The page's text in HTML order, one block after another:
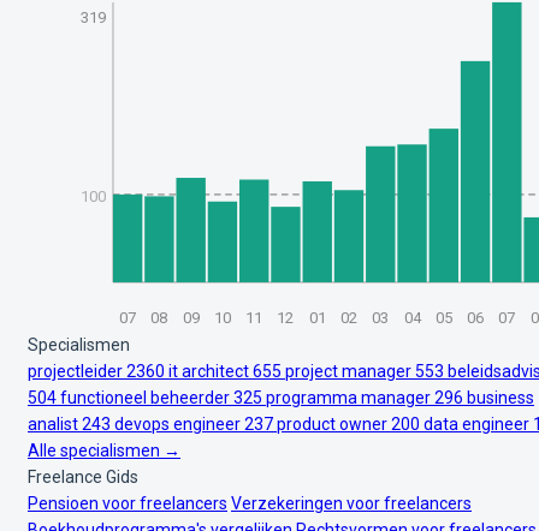
319
100
07 08 09 10 11 12 01 02 03 04 05 06 07
Specialismen
projectleider2360 it architect655 project manager553
504functioneel beheerder325 programma manager296 business
analist243 devops engineer237product owner200 data engineer
Alle specialismen →
Freelance Gids
Pensioen voor freelancers Verzekeringen voor freelancers